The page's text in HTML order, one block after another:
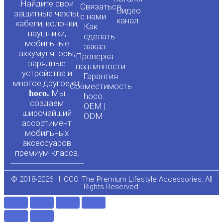
Найдите свои
защитные чехлы,
кабели, колонки,
наушники,
мобильные
аккумуляторы,
зарядные
устройства и
многое другое от
hoco. Мы
создаем
широчайший
ассортимент
мобильных
аксессуаров
премиум-класса.
Связаться
с нами
Как
сделать
заказ
Проверка
подлинности
Гарантия
Совместимость
hoco.
OEM |
ODM
Видео
канал
-
f
© 2018-2026 | HOCO. The Premium Lifestyle Accessories. All
Rights Reserved.